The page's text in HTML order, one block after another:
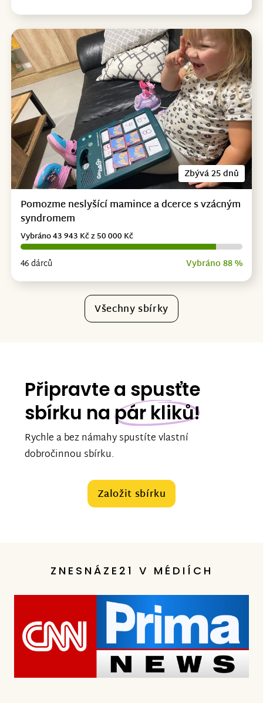
Zbývá 25 dnů
Pomozme neslyšící mamince a dcerce s vzácným
syndromem
46 dárců Vybráno 88 %
Vybráno 43 943 Kč z 50 000 Kč
Všechny sbírky
Připravte a spusťte
sbírku na pár kliků!
Rychle a bez námahy spustíte vlastní
dobročinnou sbírku.
Založit sbírku
ZNESNÁZE21 V MÉDIÍCH